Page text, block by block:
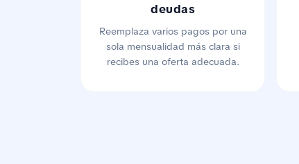
deudas
Reemplaza varios pagos por una
sola mensualidad más clara si
recibes una oferta adecuada.